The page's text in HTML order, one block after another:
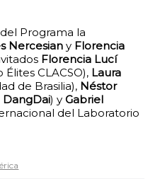
Programa la
Nercesiany Florencia
Florencia Lucí
CLACSO), Laura
de Brasilia), Néstor
DangDai) yGabriel
del Laboratorio